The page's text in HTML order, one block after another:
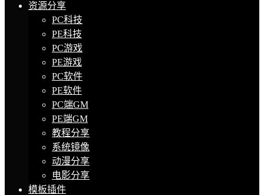
资源分享
PC科技
PE科技
PC游戏
PE游戏
PC软件
PE软件
PC端GM
PE端GM
教程分享
系统镜像
动漫分享
电影分享
模板插件